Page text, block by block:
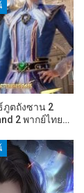
ภูตถังซาน 2
2 พากย์ไทย…